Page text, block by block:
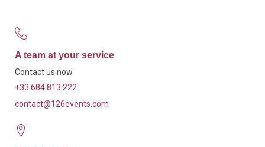
A team at your service
Contact us now
+33 684 813 222
contact@126events.com